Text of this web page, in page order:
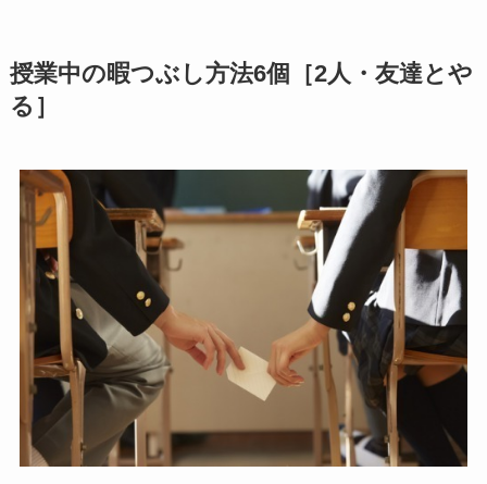
授業中の暇つぶし方法6個［2人・友達とや
る］